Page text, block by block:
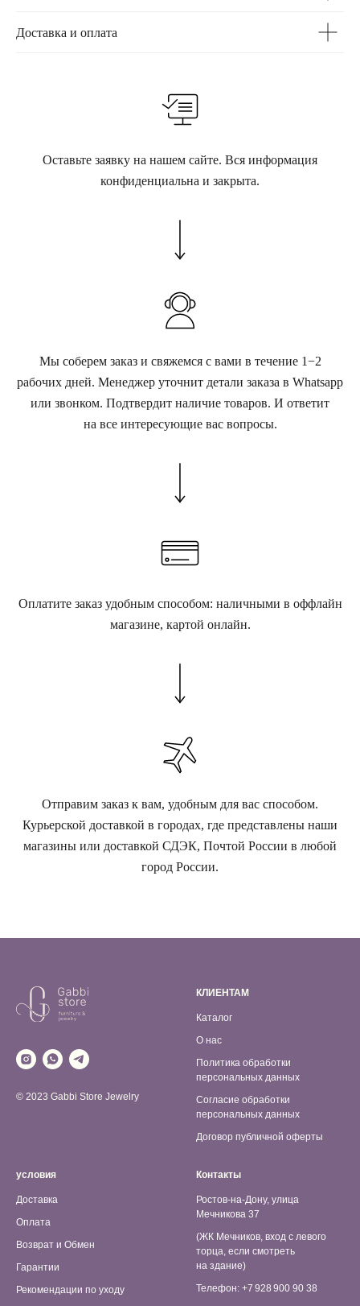
Доставка и оплата
Оставьте заявку на нашем сайте. Вся информация
конфиденциальна и закрыта.
Мы соберем заказ и свяжемся с вами в течение 1−2
рабочих дней. Менеджер уточнит детали заказа в Whatsapp
или звонком. Подтвердит наличие товаров. И ответит
на все интересующие вас вопросы.
Оплатите заказ удобным способом: наличными в оффлайн
магазине, картой онлайн.
Отправим заказ к вам, удобным для вас способом.
Курьерской доставкой в городах, где представлены наши
магазины или доставкой СДЭК, Почтой России в любой
город России.
© 2023 Gabbi Store Jewelry
КЛИЕНТАМ
Каталог
О нас
Политика обработки
персональных данных
Согласие обработки
персональных данных
Договор публичной оферты
условия
Доставка
Оплата
Возврат и Обмен
Гарантии
Рекомендации по уходу
Контакты
Ростов-на-Дону, улица
Мечникова 37
(ЖК Мечников, вход с левого
торца, если смотреть
на здание)
Телефон: +7 928 900 90 38